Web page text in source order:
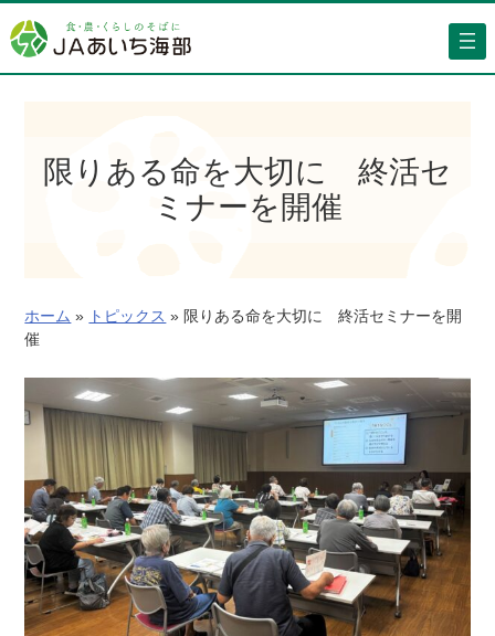
容
を
限りある命を大切に 終活セ
ミナーを開催
ホーム » トピックス » 限りある命を大切に 終活セミナーを開
催